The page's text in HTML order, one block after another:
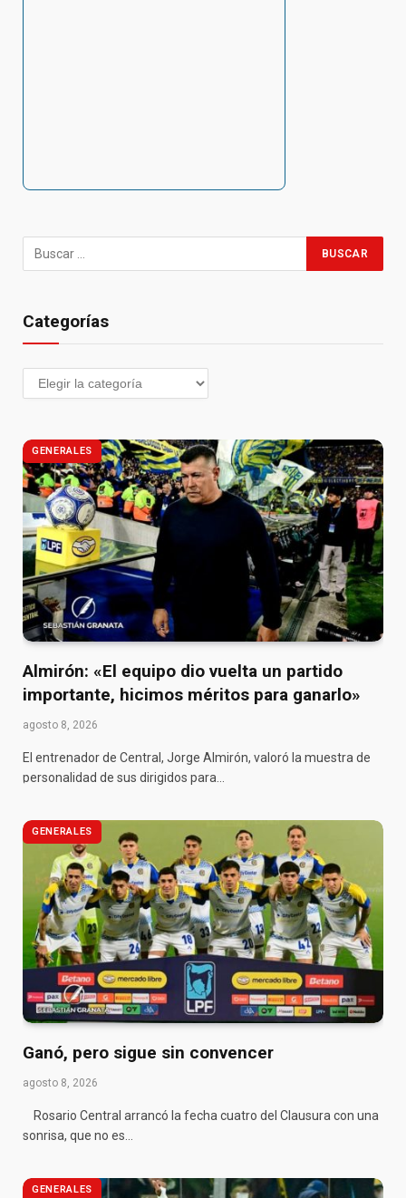
Categorías
GENERALES
Almirón: «El equipo dio vuelta un partido
importante, hicimos méritos para ganarlo»
agosto 8, 2026
El entrenador de Central, Jorge Almirón, valoró la muestra de
personalidad de sus dirigidos para…
GENERALES
Ganó, pero sigue sin convencer
agosto 8, 2026
Rosario Central arrancó la fecha cuatro del Clausura con una
sonrisa, que no es…
GENERALES